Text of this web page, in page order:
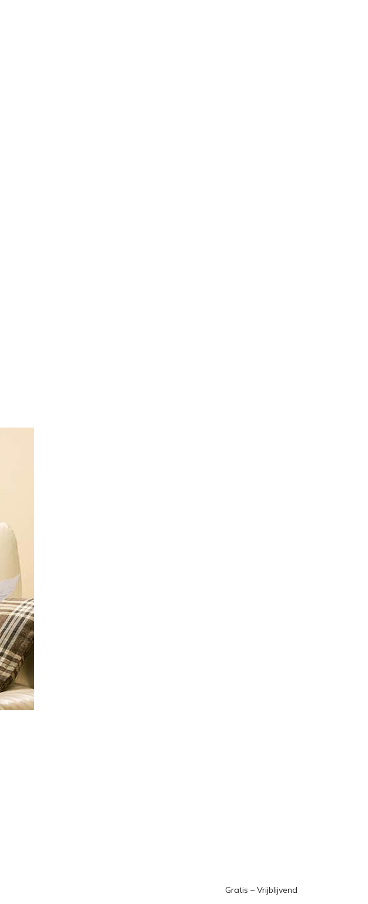
Gratis – Vrijblijvend